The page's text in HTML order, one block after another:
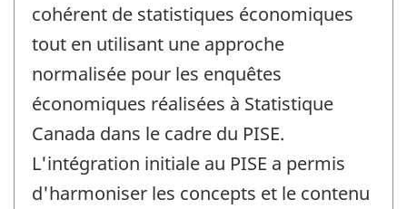
cohérent de statistiques économiques
tout en utilisant une approche
normalisée pour les enquêtes
économiques réalisées à Statistique
Canada dans le cadre du PISE.
L'intégration initiale au PISE a permis
d'harmoniser les concepts et le contenu